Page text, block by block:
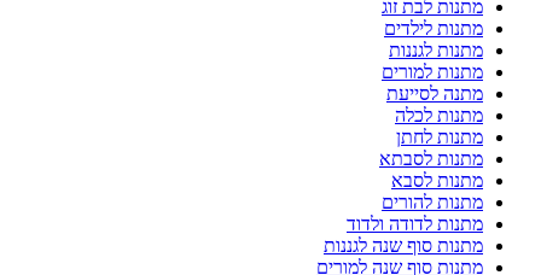
מתנות לבת זוג
מתנות לילדים
מתנות לגננות
מתנות למורים
מתנה לסייעת
מתנות לכלה
מתנות לחתן
מתנות לסבתא
מתנות לסבא
מתנות להורים
מתנות לדודה ולדוד
מתנות סוף שנה לגננות
מתנות סוף שנה למורים